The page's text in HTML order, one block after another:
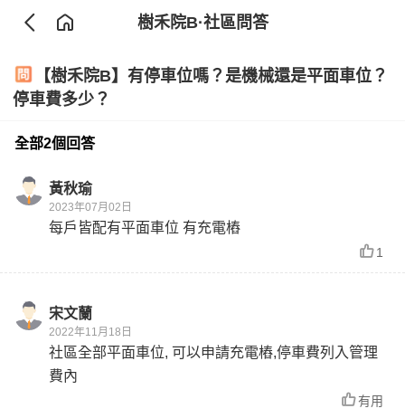
樹禾院B·社區問答
【樹禾院B】有停車位嗎？是機械還是平面車位？
停車費多少？
全部2個回答
黃秋瑜
2023年07月02日
每戶皆配有平面車位 有充電樁
1
宋文蘭
2022年11月18日
社區全部平面車位, 可以申請充電樁,停車費列入管理
費內
有用